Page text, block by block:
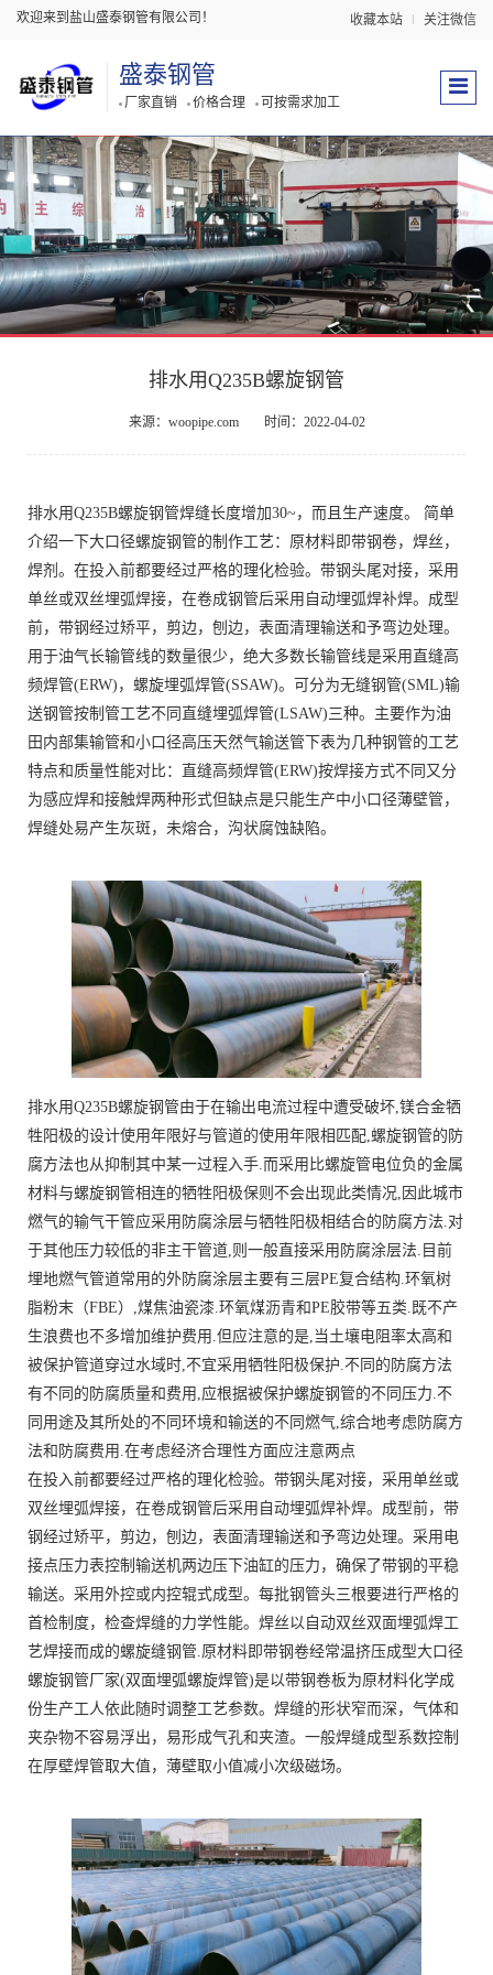
欢迎来到盐山盛泰钢管有限公司！ 收藏本站 关注微信
盛泰钢管
厂家直销 价格合理 可按需求加工
排水用Q235B螺旋钢管
来源：woopipe.com 时间：2022-04-02
排水用Q235B螺旋钢管焊缝长度增加30~，而且生产速度。 简单
介绍一下大口径螺旋钢管的制作工艺：原材料即带钢卷，焊丝，
焊剂。在投入前都要经过严格的理化检验。带钢头尾对接，采用
单丝或双丝埋弧焊接，在卷成钢管后采用自动埋弧焊补焊。成型
前，带钢经过矫平，剪边，刨边，表面清理输送和予弯边处理。
用于油气长输管线的数量很少，绝大多数长输管线是采用直缝高
频焊管(ERW)，螺旋埋弧焊管(SSAW)。可分为无缝钢管(SML)输
送钢管按制管工艺不同直缝埋弧焊管(LSAW)三种。主要作为油
田内部集输管和小口径高压天然气输送管下表为几种钢管的工艺
特点和质量性能对比：直缝高频焊管(ERW)按焊接方式不同又分
为感应焊和接触焊两种形式但缺点是只能生产中小口径薄壁管，
焊缝处易产生灰斑，未熔合，沟状腐蚀缺陷。
排水用Q235B螺旋钢管由于在输出电流过程中遭受破坏,镁合金牺
牲阳极的设计使用年限好与管道的使用年限相匹配,螺旋钢管的防
腐方法也从抑制其中某一过程入手.而采用比螺旋管电位负的金属
材料与螺旋钢管相连的牺牲阳极保则不会出现此类情况,因此城市
燃气的输气干管应采用防腐涂层与牺牲阳极相结合的防腐方法.对
于其他压力较低的非主干管道,则一般直接采用防腐涂层法.目前
埋地燃气管道常用的外防腐涂层主要有三层PE复合结构.环氧树
脂粉末（FBE）,煤焦油瓷漆.环氧煤沥青和PE胶带等五类.既不产
生浪费也不多增加维护费用.但应注意的是,当土壤电阻率太高和
被保护管道穿过水域时,不宜采用牺牲阳极保护.不同的防腐方法
有不同的防腐质量和费用,应根据被保护螺旋钢管的不同压力.不
同用途及其所处的不同环境和输送的不同燃气,综合地考虑防腐方
法和防腐费用.在考虑经济合理性方面应注意两点
在投入前都要经过严格的理化检验。带钢头尾对接，采用单丝或
双丝埋弧焊接，在卷成钢管后采用自动埋弧焊补焊。成型前，带
钢经过矫平，剪边，刨边，表面清理输送和予弯边处理。采用电
接点压力表控制输送机两边压下油缸的压力，确保了带钢的平稳
输送。采用外控或内控辊式成型。每批钢管头三根要进行严格的
首检制度，检查焊缝的力学性能。焊丝以自动双丝双面埋弧焊工
艺焊接而成的螺旋缝钢管.原材料即带钢卷经常温挤压成型大口径
螺旋钢管厂家(双面埋弧螺旋焊管)是以带钢卷板为原材料化学成
份生产工人依此随时调整工艺参数。焊缝的形状窄而深，气体和
夹杂物不容易浮出，易形成气孔和夹渣。一般焊缝成型系数控制
在厚壁焊管取大值，薄壁取小值减小次级磁场。